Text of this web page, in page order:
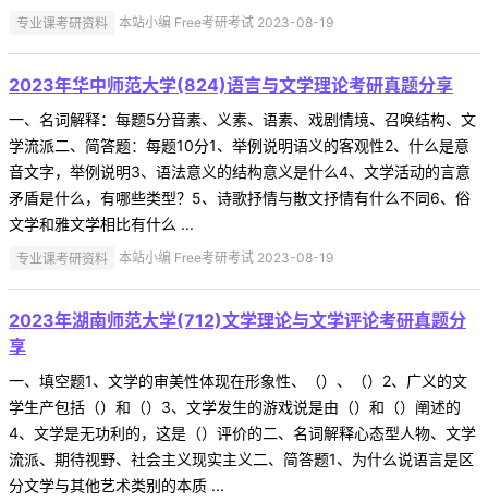
专业课考研资料 本站小编 Free考研考试 2023-08-19
2023年华中师范大学(824)语言与文学理论考研真题分享
一、名词解释：每题5分音素、义素、语素、戏剧情境、召唤结构、文
学流派二、简答题：每题10分1、举例说明语义的客观性2、什么是意
音文字，举例说明3、语法意义的结构意义是什么4、文学活动的言意
矛盾是什么，有哪些类型？5、诗歌抒情与散文抒情有什么不同6、俗
文学和雅文学相比有什么 ...
专业课考研资料 本站小编 Free考研考试 2023-08-19
2023年湖南师范大学(712)文学理论与文学评论考研真题分
享
一、填空题1、文学的审美性体现在形象性、（）、（）2、广义的文
学生产包括（）和（）3、文学发生的游戏说是由（）和（）阐述的
4、文学是无功利的，这是（）评价的二、名词解释心态型人物、文学
流派、期待视野、社会主义现实主义二、简答题1、为什么说语言是区
分文学与其他艺术类别的本质 ...